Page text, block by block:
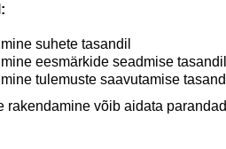
suhete tasandil
eesmärkide seadmise tasandil
tulemuste saavutamise
rakendamine võib aidata